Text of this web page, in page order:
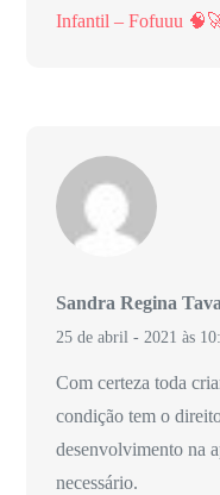
Infantil – Fofuuu
Sandra Regina
25 de abril - 2021 às
Com certeza toda
condição tem o
desenvolvimento na
necessário.